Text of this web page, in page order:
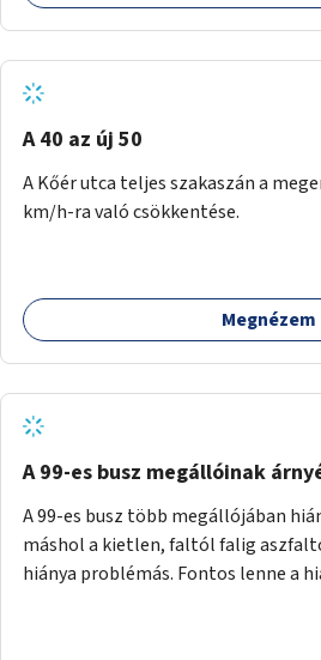
A 40 az új 50
A Kőér utca teljes szakaszán a
km/h-ra való csökkentése.
Megnézem
A 99-es busz megállóinak
A 99-es busz több megállójában
máshol a kietlen, faltól falig
hiánya problémás. Fontos lenne a